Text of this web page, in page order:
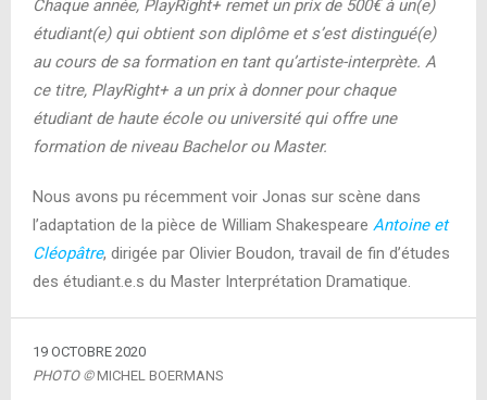
Chaque année, PlayRight+ remet un prix de 500€ à un(e)
étudiant(e) qui obtient son diplôme et s’est distingué(e)
au cours de sa formation en tant qu’artiste-interprète. A
ce titre, PlayRight+ a un prix à donner pour chaque
étudiant de haute école ou université qui offre une
formation de niveau Bachelor ou Master.
Nous avons pu récemment voir Jonas sur scène dans
l’adaptation de la pièce de William Shakespeare Antoine et
Cléopâtre, dirigée par Olivier Boudon, travail de fin d’études
des étudiant.e.s du Master Interprétation Dramatique.
19 OCTOBRE 2020
PHOTO ©MICHEL BOERMANS